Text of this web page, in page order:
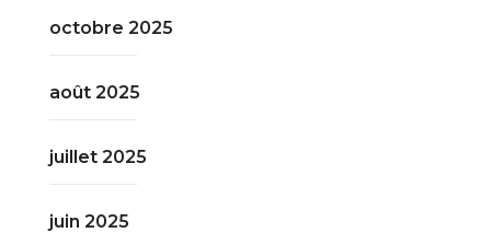
octobre 2025
août 2025
juillet 2025
juin 2025